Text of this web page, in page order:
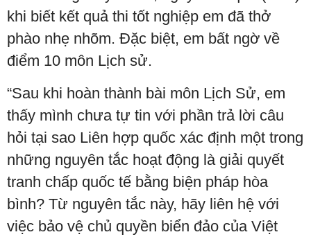
khi biết kết quả thi tốt nghiệp em đã thở
phào nhẹ nhõm. Đặc biệt, em bất ngờ về
điểm 10 môn Lịch sử.
“Sau khi hoàn thành bài môn Lịch Sử, em
thấy mình chưa tự tin với phần trả lời câu
hỏi tại sao Liên hợp quốc xác định một trong
những nguyên tắc hoạt động là giải quyết
tranh chấp quốc tế bằng biện pháp hòa
bình? Từ nguyên tắc này, hãy liên hệ với
việc bảo vệ chủ quyền biển đảo của Việt